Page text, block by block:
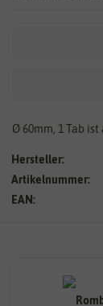
Ø 60mm, 1 Tab
Hersteller:
Artikelnummer:
EAN: